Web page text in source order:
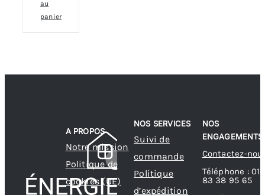
au
panier
A PROPOS
Notre mission
Politique de
cookies (UE)
NOS SERVICES
Suivi de
commande
Politique
d’expédition
NOS
ENGAGEMENTS
Contactez-
Téléphone : 01
83 38 95 65